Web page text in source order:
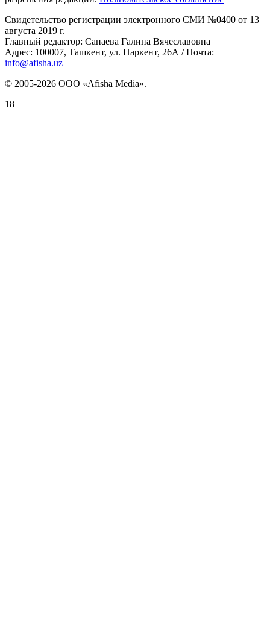
Свидетельство регистрации электронного СМИ №0400 от 13
августа 2019 г.
Главный редактор: Сапаева Галина Вячеславовна
Адрес: 100007, Ташкент, ул. Паркент, 26А / Почта:
info@afisha.uz
© 2005-2026 ООО «Afisha Media».
18+